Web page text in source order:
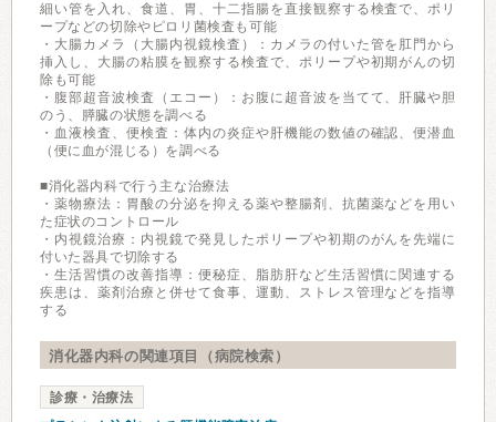
細い管を入れ、食道、胃、十二指腸を直接観察する検査で、ポリ
ープなどの切除やピロリ菌検査も可能
・大腸カメラ（大腸内視鏡検査）：カメラの付いた管を肛門から
挿入し、大腸の粘膜を観察する検査で、ポリープや初期がんの切
除も可能
・腹部超音波検査（エコー）：お腹に超音波を当てて、肝臓や胆
のう、膵臓の状態を調べる
・血液検査、便検査：体内の炎症や肝機能の数値の確認、便潜血
（便に血が混じる）を調べる
■消化器内科で行う主な治療法
・薬物療法：胃酸の分泌を抑える薬や整腸剤、抗菌薬などを用い
た症状のコントロール
・内視鏡治療：内視鏡で発見したポリープや初期のがんを先端に
付いた器具で切除する
・生活習慣の改善指導：便秘症、脂肪肝など生活習慣に関連する
疾患は、薬剤治療と併せて食事、運動、ストレス管理などを指導
する
消化器内科の関連項目（病院検索）
診療・治療法